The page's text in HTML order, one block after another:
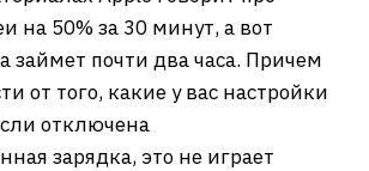
на 50% за 30 минут, а вот
займет почти два часа. Причем
от того, какие у вас настройки
отключена
зарядка, это не играет